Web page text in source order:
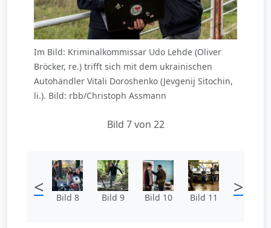
Im Bild: Kriminalkommissar Udo Lehde (Oliver
Bröcker, re.) trifft sich mit dem ukrainischen
Autohändler Vitali Doroshenko (Jevgenij Sitochin,
li.). Bild: rbb/Christoph Assmann
Bild 7 von 22
< Bild 8 Bild 9 Bild 10 Bild 11 >